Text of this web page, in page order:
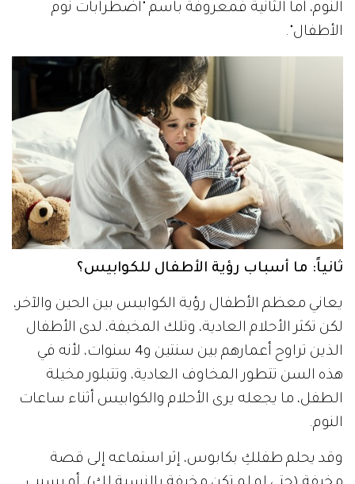
النوم، أما الثانية فمعروفة باسم "اضطرابات نوم
الأطفال".
ثانياً: ما أسباب رؤية الأطفال للكوابيس؟
يعاني معظم الأطفال رؤية الكوابيس بين الحين والآخر،
لكن تكثر الأحلام العادية، وتلك المخيفة، لدى الأطفال
الذين تراوح أعمارهم بين سنتين و4 سنوات، لأنه في
هذه السن تتطور المخاوف العادية، وتتبلور مخيلة
الطفل، ما يجعله يرى الأحلام والكوابيس أثناء ساعات
النوم.
وقد يحلم طفلكِ بكابوس، إثر استماعه إلى قصة